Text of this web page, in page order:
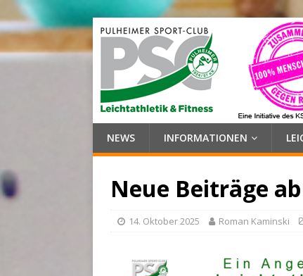
NEWS INFORMATIONEN
Neue Beiträge
14. Oktober 2025 Roman Kaminski